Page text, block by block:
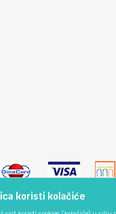
koristi kolačiće